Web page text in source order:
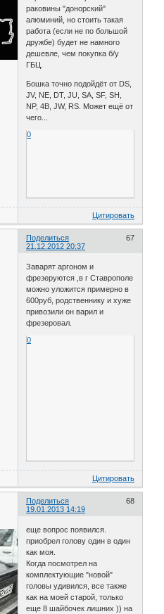
раковины "донорский"
алюминий, но стоить такая
работа (если не по большой
дружбе) будет не намного
дешевле, чем покупка б/у
ГБЦ.
Бошка точно подойдёт от DS,
JV, NE, DT, JU, SA, SF, SH,
NP, 4B, JW, RS. Может ещё от
чего...
0
Цитировать
Поделиться
67
21.12.2012 20:37
Заварят аргоном и
фрезеруются ,в г Ставрополе
можно уложится примерно в
600руб, родственнику и хуже
привозили он варил и
фрезеровал.
0
Цитировать
Поделиться
68
19.01.2013 14:19
еще вопрос появился.
приобрел голову один в один
как моя.
Когда посмотрел на
комплектующие "новой"
головы удивился, все также
как на моей старой, только
еще 8 шайбочек лишних )) на